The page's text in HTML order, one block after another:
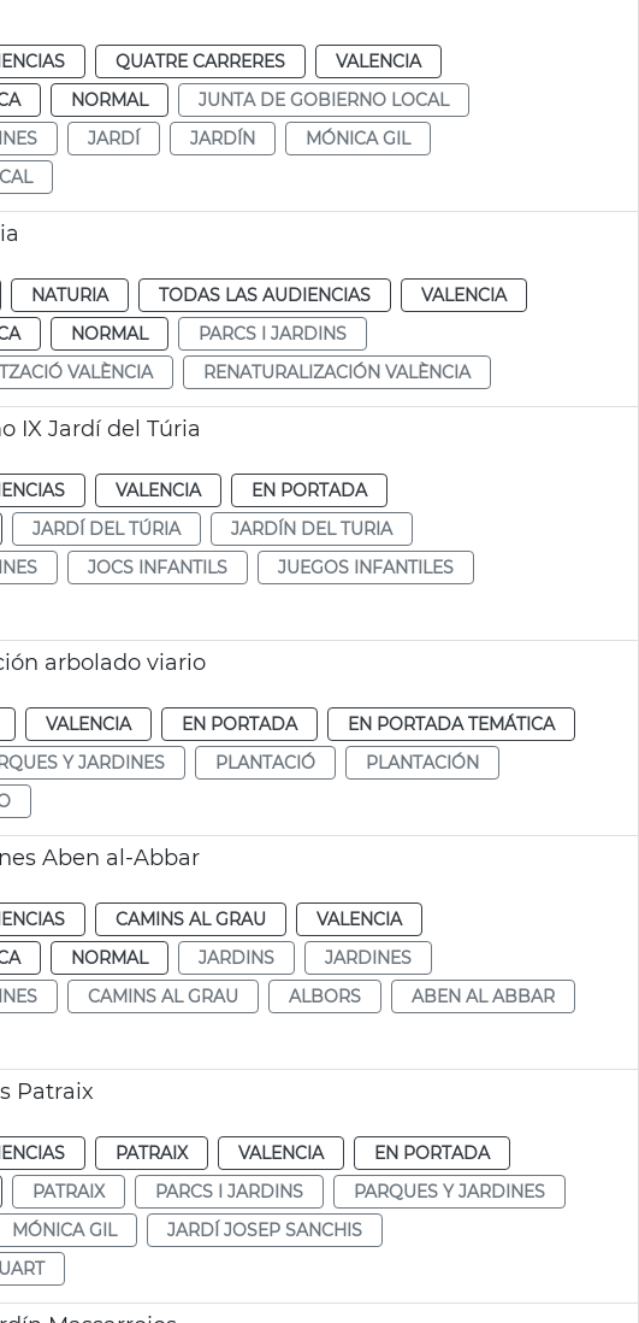
QUATRE CARRERES
VALENCIA
NORMAL
JUNTA DE GOBIERNO LOCAL
JARDÍ JARDÍN
MÓNICA GIL
NATURIA TODAS LAS AUDIENCIAS
VALENCIA
NORMAL
PARCS I JARDINS
VALÈNCIA RENATURALIZACIÓN VALÈNCIA
IX Jardí del Túria
VALENCIA
EN PORTADA
JARDÍ DEL TÚRIA
JARDÍN DEL TURIA
JOCS INFANTILS
JUEGOS INFANTILES
arbolado viario
VALENCIA EN PORTADA
EN PORTADA TEMÁTICA
Y JARDINES PLANTACIÓ
PLANTACIÓN
Aben al-Abbar
CAMINS AL GRAU
VALENCIA
NORMAL JARDINS
JARDINES
CAMINS AL GRAU ALBORS
ABEN AL ABBAR
Patraix
PATRAIX VALENCIA
EN PORTADA
PATRAIX PARCS I JARDINS
PARQUES Y JARDINES
MÓNICA GIL
JARDÍ JOSEP SANCHIS